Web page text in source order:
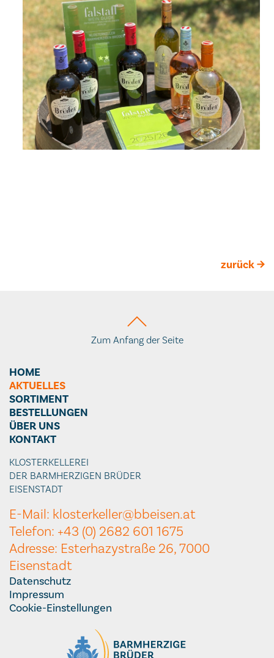
zurück
Zum Anfang der Seite
HOME
AKTUELLES
SORTIMENT
BESTELLUNGEN
ÜBER UNS
KONTAKT
KLOSTERKELLEREI
DER BARMHERZIGEN BRÜDER
EISENSTADT
E-Mail: klosterkeller@bbeisen.at
Telefon: +43 (0) 2682 601 1675
Adresse: Esterhazystraße 26, 7000
Eisenstadt
Datenschutz
Impressum
Cookie-Einstellungen